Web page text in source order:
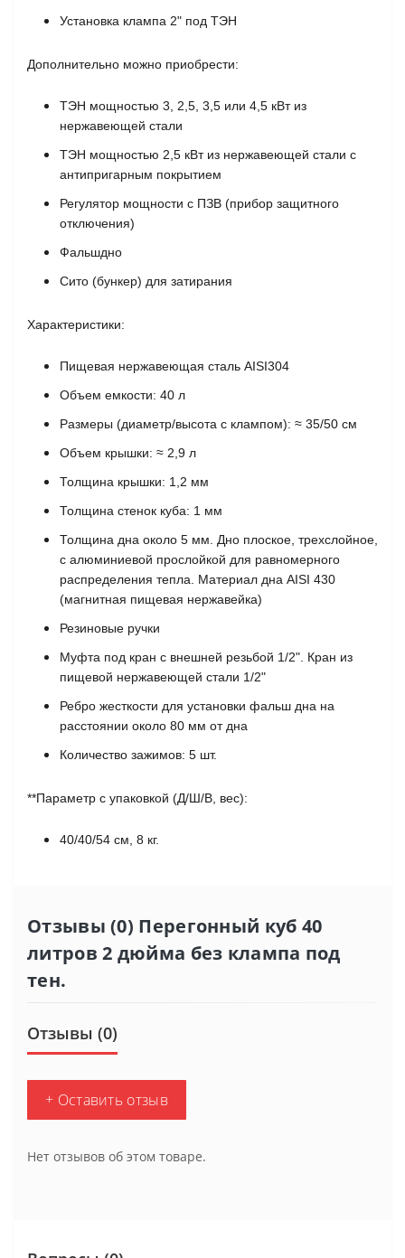
Установка клампа 2" под ТЭН
Дополнительно можно приобрести:
ТЭН мощностью 3, 2,5, 3,5 или 4,5 кВт из
нержавеющей стали
ТЭН мощностью 2,5 кВт из нержавеющей стали с
антипригарным покрытием
Регулятор мощности с ПЗВ (прибор защитного
отключения)
Фальшдно
Сито (бункер) для затирания
Характеристики:
Пищевая нержавеющая сталь AISI304
Объем емкости: 40 л
Размеры (диаметр/высота с клампом): ≈ 35/50 см
Объем крышки: ≈ 2,9 л
Толщина крышки: 1,2 мм
Толщина стенок куба: 1 мм
Толщина дна около 5 мм. Дно плоское, трехслойное,
с алюминиевой прослойкой для равномерного
распределения тепла. Материал дна AISI 430
(магнитная пищевая нержавейка)
Резиновые ручки
Муфта под кран с внешней резьбой 1/2". Кран из
пищевой нержавеющей стали 1/2"
Ребро жесткости для установки фальш дна на
расстоянии около 80 мм от дна
Количество зажимов: 5 шт.
**Параметр с упаковкой (Д/Ш/В, вес):
40/40/54 см, 8 кг.
Отзывы (0) Перегонный куб 40
литров 2 дюйма без клампа под
тен.
Отзывы (0)
+ Оставить отзыв
Нет отзывов об этом товаре.